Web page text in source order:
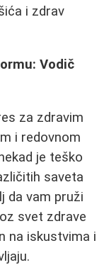
i zdrav
Vodič
za zdravim
i redovnom
je teško
saveta
da vam pruži
svet zdrave
na iskustvima i